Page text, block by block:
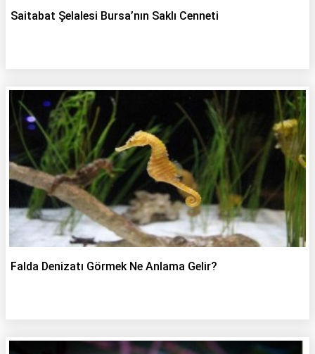
Saitabat Şelalesi Bursa’nın Saklı Cenneti
Falda Denizatı Görmek Ne Anlama Gelir?